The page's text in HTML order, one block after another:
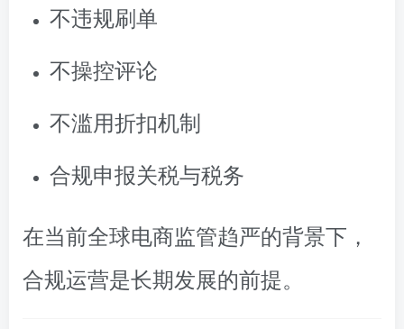
不违规刷单
不操控评论
不滥用折扣机制
合规申报关税与税务
在当前全球电商监管趋严的背景下，
合规运营是长期发展的前提。